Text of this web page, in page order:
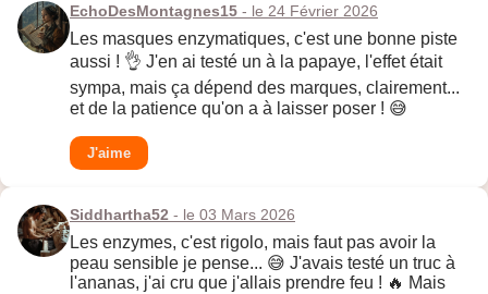
EchoDesMontagnes15 - le 24 Février 2026
Les masques enzymatiques, c'est une bonne piste
aussi ! 👌 J'en ai testé un à la papaye, l'effet était
sympa, mais ça dépend des marques, clairement...
et de la patience qu'on a à laisser poser ! 😅
J'aime
Siddhartha52 - le 03 Mars 2026
Les enzymes, c'est rigolo, mais faut pas avoir la
peau sensible je pense... 😅 J'avais testé un truc à
l'ananas, j'ai cru que j'allais prendre feu ! 🔥 Mais